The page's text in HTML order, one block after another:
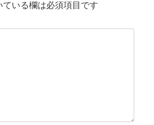
ている欄は必須項目です